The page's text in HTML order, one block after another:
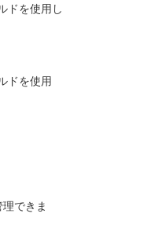
ドを使用し
ドを使用
できま